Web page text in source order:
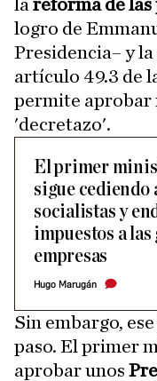
la reforma de las
logro de
Presidencia– y
artículo 49.3 de
permite aprobar
'decretazo'.
El primer
sigue cediendo
socialistas y
impuestos a las
empresas
Hugo Marugán
Sin embargo,
paso. El primer
aprobar unos